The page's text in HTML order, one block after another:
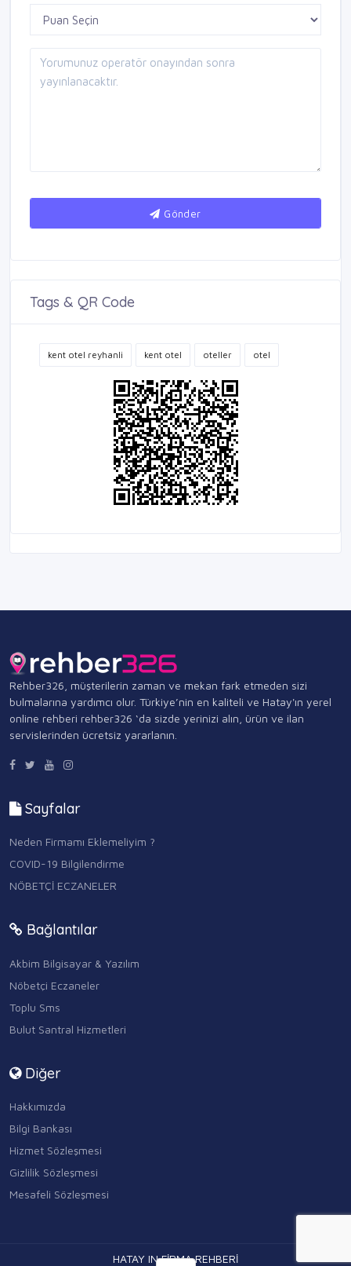
Gönder
Tags & QR Code
kent otel reyhanli kent otel oteller otel
Rehber326, müşterilerin zaman ve mekan fark etmeden sizi
bulmalarına yardımcı olur. Türkiye’nin en kaliteli ve Hatay'ın yerel
online rehberi rehber326 ‘da sizde yerinizi alın, ürün ve ilan
servislerinden ücretsiz yararlanın.
Sayfalar
Neden Firmamı Eklemeliyim ?
COVID-19 Bilgilendirme
NÖBETÇİ ECZANELER
Bağlantılar
Akbim Bilgisayar & Yazılım
Nöbetçi Eczaneler
Toplu Sms
Bulut Santral Hizmetleri
Diğer
Hakkımızda
Bilgi Bankası
Hizmet Sözleşmesi
Gizlilik Sözleşmesi
Mesafeli Sözleşmesi
HATAY IN FİRMA REHBERİ